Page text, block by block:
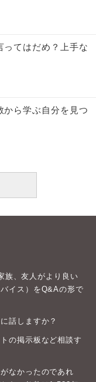
ってはだめ？上手な
から学ぶ自分を見つ
族、友人がより良い
イス）をQ&Aの形で
話しますか？
の掲示板など相談す
なかったのであれ